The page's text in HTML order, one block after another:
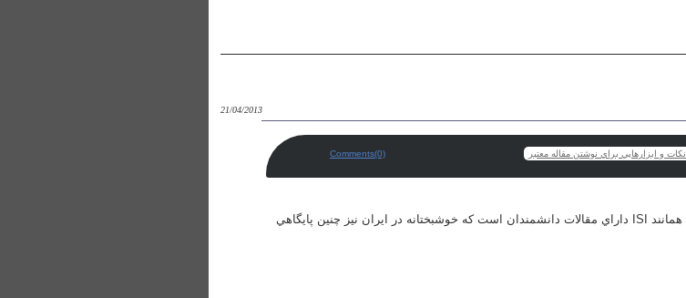
21/04/2013
نكات و ابزارهايي براي نوشتن مقاله معتبر
ISC يا همان پايگاه استنادي علوم جديد و تكنولوژي كه همانند ISI داراي مقالات دانشمندان است كه خوشبختانه در ايران نيز چنين پايگاهي
Comments(0)